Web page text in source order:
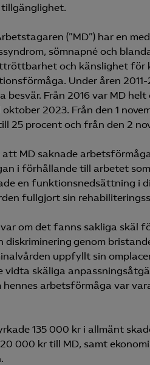
(”MD”) har en
sömnapné och
och känslighet
Under åren
besvär. Från 2016 var MD
2023. Från den 1
25 procent och från den 2
att MD saknade
i förhållande till arbetet
en funktionsnedsättning i
fullgjort sin
om det fanns sakliga skäl
genom
uppfyllt sin
vidta skäliga
hennes arbetsförmåga var
135 000 kr i allmänt
000 kr till MD, samt